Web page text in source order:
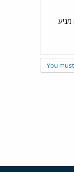
מגיע
You